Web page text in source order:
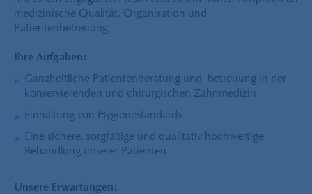
medizinische Qualität, Organisation und
Patientenbetreuung.
Ihre Aufgaben:
Ganzheitliche Patientenberatung und -betreuung in der
konservierenden und chirurgischen Zahnmedizin
Einhaltung von Hygienestandards
Eine sichere, sorgfältige und qualitativ hochwertige
Behandlung unserer Patienten
Unsere Erwartungen: